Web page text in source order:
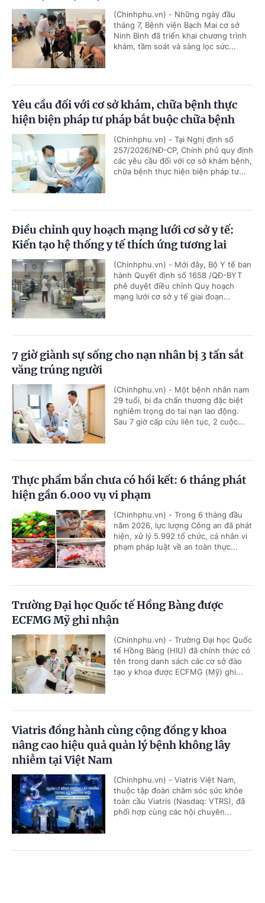
(Chinhphu.vn) - Những ngày đầu
tháng 7, Bệnh viện Bạch Mai cơ sở
Ninh Bình đã triển khai chương trình
khám, tầm soát và sàng lọc sức...
Yêu cầu đối với cơ sở khám, chữa bệnh thực
hiện biện pháp tư pháp bắt buộc chữa bệnh
(Chinhphu.vn) - Tại Nghị định số
257/2026/NĐ-CP, Chính phủ quy định
các yêu cầu đối với cơ sở khám bệnh,
chữa bệnh thực hiện biện pháp tư...
Điều chỉnh quy hoạch mạng lưới cơ sở y tế:
Kiến tạo hệ thống y tế thích ứng tương lai
(Chinhphu.vn) - Mới đây, Bộ Y tế ban
hành Quyết định số 1658 /QĐ-BYT
phê duyệt điều chỉnh Quy hoạch
mạng lưới cơ sở y tế giai đoạn...
7 giờ giành sự sống cho nạn nhân bị 3 tấn sắt
văng trúng người
(Chinhphu.vn) - Một bệnh nhân nam
29 tuổi, bị đa chấn thương đặc biệt
nghiêm trọng do tai nạn lao động.
Sau 7 giờ cấp cứu liên tục, 2 cuộc...
Thực phẩm bẩn chưa có hồi kết: 6 tháng phát
hiện gần 6.000 vụ vi phạm
(Chinhphu.vn) - Trong 6 tháng đầu
năm 2026, lực lượng Công an đã phát
hiện, xử lý 5.992 tổ chức, cá nhân vi
phạm pháp luật về an toàn thực...
Trường Đại học Quốc tế Hồng Bàng được
ECFMG Mỹ ghi nhận
(Chinhphu.vn) - Trường Đại học Quốc
tế Hồng Bàng (HIU) đã chính thức có
tên trong danh sách các cơ sở đào
tạo y khoa được ECFMG (Mỹ) ghi...
Viatris đồng hành cùng cộng đồng y khoa
nâng cao hiệu quả quản lý bệnh không lây
nhiễm tại Việt Nam
(Chinhphu.vn) - Viatris Việt Nam,
thuộc tập đoàn chăm sóc sức khỏe
toàn cầu Viatris (Nasdaq: VTRS), đã
phối hợp cùng các hội chuyên...